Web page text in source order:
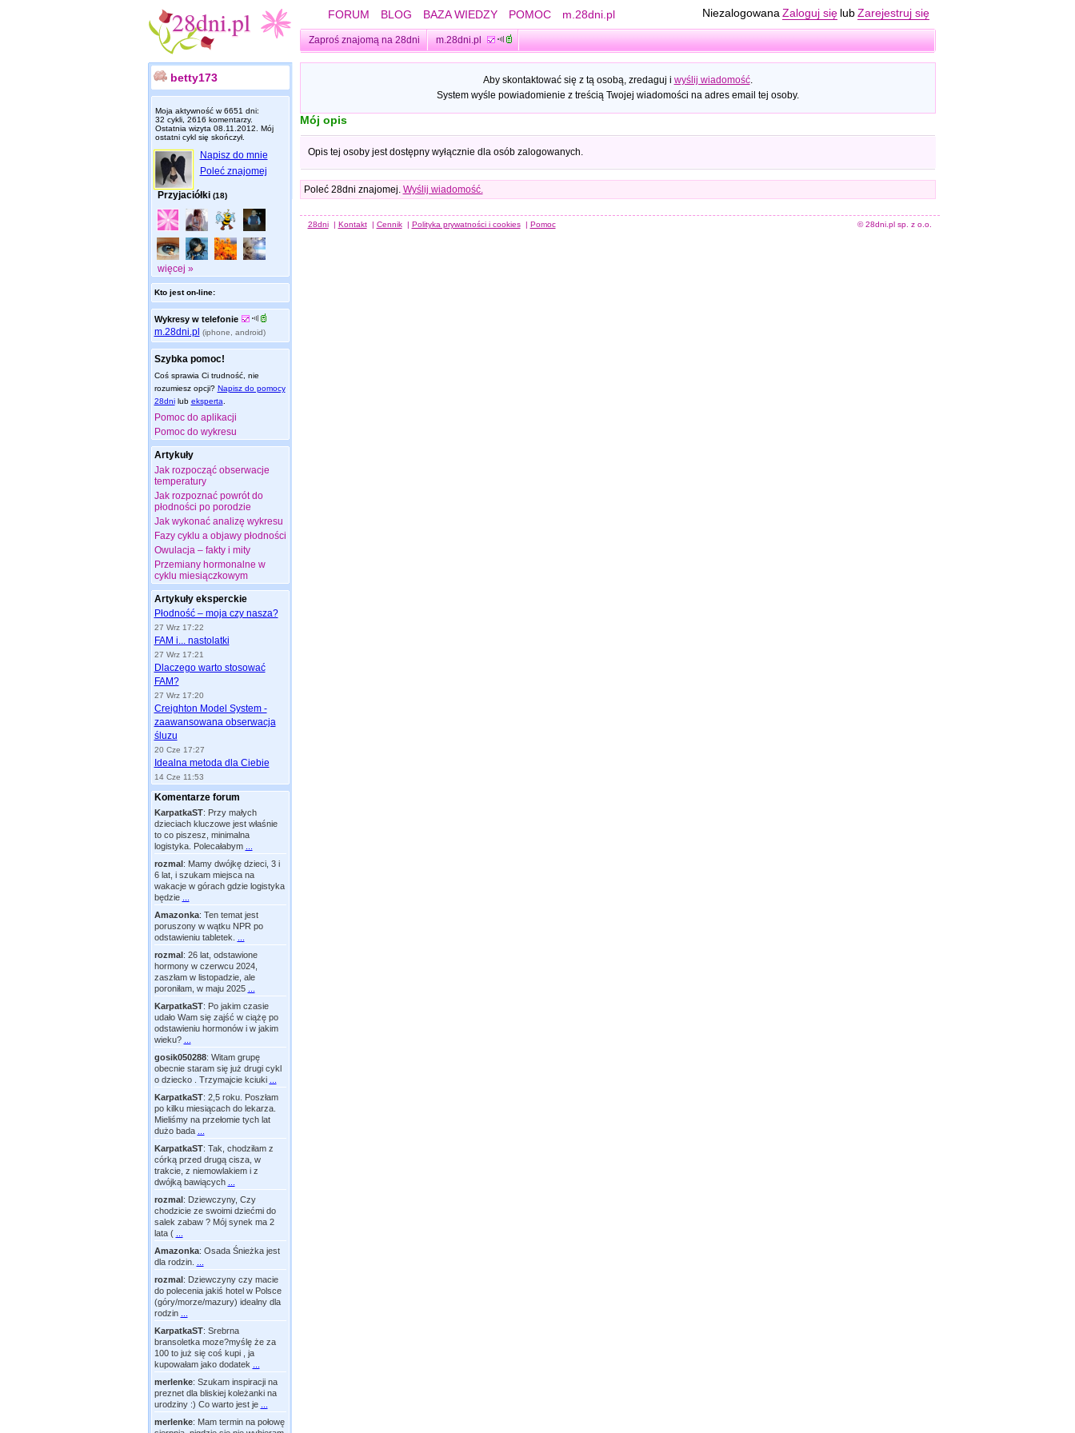
FORUM BLOG BAZA WIEDZY POMOC m.28dni.pl Niezalogowana Zaloguj się lub Zarejestruj się
Zaproś znajomą na 28dni m.28dni.pl
betty173
Moja aktywność w 6651 dni:
32 cykli, 2616 komentarzy.
Ostatnia wizyta 08.11.2012 . Mój
ostatni cykl się skończył.
Napisz do mnie
Poleć znajomej
Przyjaciółki (18)
więcej »
Kto jest on-line:
Wykresy w telefonie
m.28dni.pl (iphone, android)
Szybka pomoc!
Coś sprawia Ci trudność, nie
rozumiesz opcji? Napisz do pomocy
28dnilub eksperta
Pomoc do aplikacji
Pomoc do wykresu
Artykuły
Jak rozpocząć obserwacje
temperatury
Jak rozpoznać powrót do
płodności po porodzie
Jak wykonać analizę wykresu
Fazy cyklu a objawy płodności
Owulacja – fakty i mity
Przemiany hormonalne w
cyklu miesiączkowym
Artykuły eksperckie
Płodność – moja czy nasza?
27 Wrz 17:22
FAM i... nastolatki
27 Wrz 17:21
Dlaczego warto stosować
FAM?
27 Wrz 17:20
Creighton Model System -
zaawansowana obserwacja
śluzu
20 Cze 17:27
Idealna metoda dla Ciebie
14 Cze 11:53
Komentarze forum
KarpatkaST: Przy małych
dzieciach kluczowe jest właśnie
to co piszesz, minimalna
logistyka. Polecałabym
rozmal: Mamy dwójkę dzieci, 3 i
6 lat, i szukam miejsca na
wakacje w górach gdzie logistyka
będzie
Amazonka: Ten temat jest
poruszony w wątku NPR po
odstawieniu tabletek.
rozmal: 26 lat, odstawione
hormony w czerwcu 2024,
zaszłam w listopadzie, ale
poroniłam, w maju 2025
KarpatkaST: Po jakim czasie
udało Wam się zajść w ciążę po
odstawieniu hormonów i w jakim
wieku?
gosik050288: Witam grupę
obecnie staram się już drugi cykl
o dziecko . Trzymajcie kciuki
KarpatkaST: 2,5 roku. Poszłam
po kilku miesiącach do lekarza.
Mieliśmy na przełomie tych lat
dużo bada
KarpatkaST: Tak, chodziłam z
córką przed drugą cisza, w
trakcie, z niemowlakiem i z
dwójką bawiących
rozmal: Dziewczyny, Czy
chodzicie ze swoimi dziećmi do
salek zabaw ? Mój synek ma 2
lata (
Amazonka: Osada Śnieżka jest
dla rodzin.
rozmal: Dziewczyny czy macie
do polecenia jakiś hotel w Polsce
(góry/morze/mazury) idealny dla
rodzin
KarpatkaST: Srebrna
bransoletka moze?myślę że za
100 to już się coś kupi , ja
kupowałam jako dodatek
merlenke: Szukam inspiracji na
preznet dla bliskiej koleżanki na
urodziny :) Co warto jest je
merlenke: Mam termin na połowę
Aby skontaktować się z tą osobą, zredaguj i wyślij wiadomość.
System wyśle powiadomienie z treścią Twojej wiadomości na adres email tej osoby.
Mój opis
Opis tej osoby jest dostępny wyłącznie dla osób zalogowanych.
Poleć 28dni znajomej. Wyślij wiadomość.
28dni | Kontakt | Cennik | Polityka prywatności i cookies | Pomoc © 28dni.pl sp. z o.o.